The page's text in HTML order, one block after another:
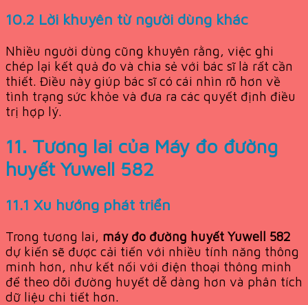
10.2 Lời khuyên từ người dùng khác
Nhiều người dùng cũng khuyên rằng, việc ghi
chép lại kết quả đo và chia sẻ với bác sĩ là rất cần
thiết. Điều này giúp bác sĩ có cái nhìn rõ hơn về
tình trạng sức khỏe và đưa ra các quyết định điều
trị hợp lý.
11. Tương lai của Máy đo đường
huyết Yuwell 582
11.1 Xu hướng phát triển
Trong tương lai, máy đo đường huyết Yuwell 582
dự kiến sẽ được cải tiến với nhiều tính năng thông
minh hơn, như kết nối với điện thoại thông minh
để theo dõi đường huyết dễ dàng hơn và phân tích
dữ liệu chi tiết hơn.